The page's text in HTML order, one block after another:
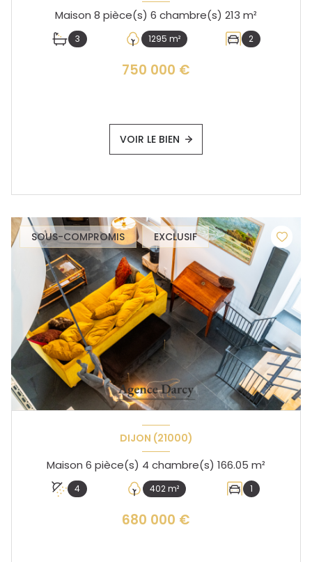
Maison 8 pièce(s) 6 chambre(s) 213 m²
3 1295 m² 2
750 000 €
VOIR LE BIEN
SOUS-COMPROMIS EXCLUSIF
DIJON (21000)
Maison 6 pièce(s) 4 chambre(s) 166.05 m²
4 402 m² 1
680 000 €